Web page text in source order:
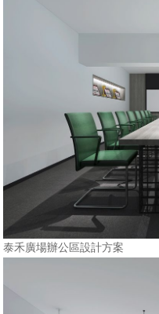
泰禾廣場辦公區設計方案